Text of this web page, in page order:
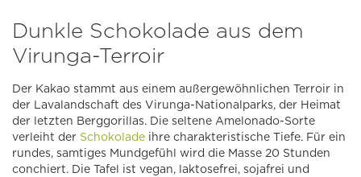
Dunkle Schokolade aus dem
Virunga-Terroir
Der Kakao stammt aus einem außergewöhnlichen Terroir in
der Lavalandschaft des Virunga-Nationalparks, der Heimat
der letzten Berggorillas. Die seltene Amelonado-Sorte
verleiht der Schokolade ihre charakteristische Tiefe. Für ein
rundes, samtiges Mundgefühl wird die Masse 20 Stunden
conchiert. Die Tafel ist vegan, laktosefrei, sojafrei und